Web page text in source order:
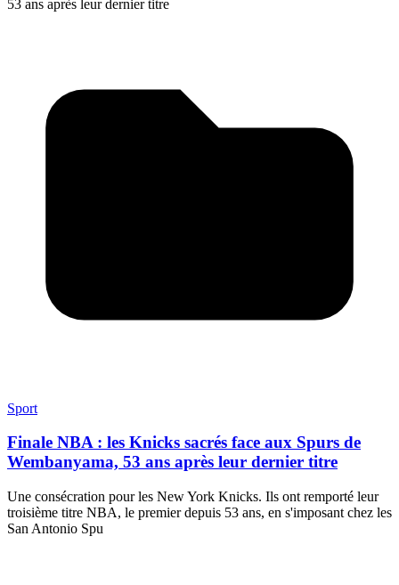
Sport
Finale NBA : les Knicks sacrés face aux Spurs de
Wembanyama, 53 ans après leur dernier titre
Une consécration pour les New York Knicks. Ils ont remporté leur
troisième titre NBA, le premier depuis 53 ans, en s'imposant chez les
San Antonio Spu